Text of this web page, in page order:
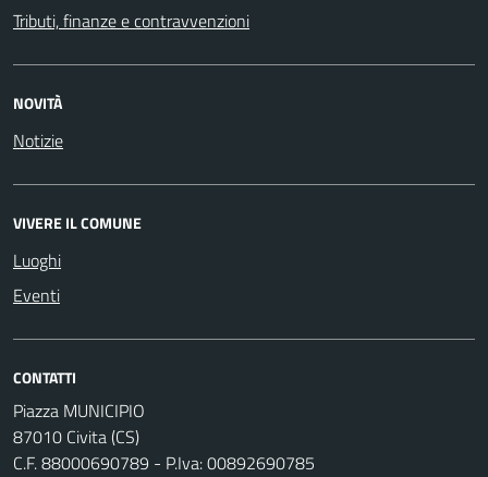
Tributi, finanze e contravvenzioni
NOVITÀ
Notizie
VIVERE IL COMUNE
Luoghi
Eventi
CONTATTI
Piazza MUNICIPIO
87010 Civita (CS)
C.F. 88000690789 - P.Iva: 00892690785